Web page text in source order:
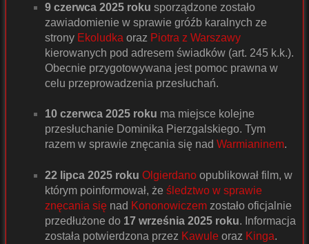
9 czerwca 2025 roku sporządzone zostało
zawiadomienie w sprawie gróźb karalnych ze
strony Ekoludka oraz Piotra z Warszawy
kierowanych pod adresem świadków (art. 245 k.k.).
Obecnie przygotowywana jest pomoc prawna w
celu przeprowadzenia przesłuchań.
10 czerwca 2025 roku ma miejsce kolejne
przesłuchanie Dominika Pierzgalskiego. Tym
razem w sprawie znęcania się nad Warmianinem.
22 lipca 2025 roku Olgierdano opublikował film, w
którym poinformował, że śledztwo w sprawie
znęcania się nad Kononowiczem zostało oficjalnie
przedłużone do 17 września 2025 roku. Informacja
została potwierdzona przez Kawule oraz Kinga.